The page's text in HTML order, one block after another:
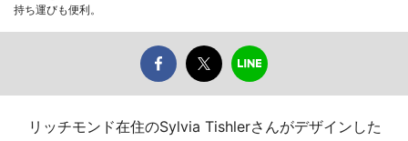
持ち運びも便利。
リッチモンド在住のSylvia Tishlerさんがデザインした